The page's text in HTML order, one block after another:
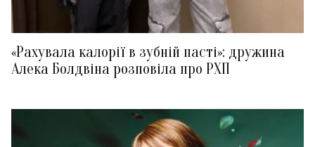
«Рахувала калорії в зубній пасті»: дружина
Алека Болдвіна розповіла про РХП